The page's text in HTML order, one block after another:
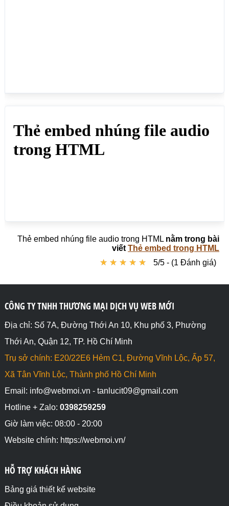
Thẻ embed nhúng file audio trong HTML nằm trong bài
viết Thẻ embed trong HTML
★ ★ ★ ★ ★
★ ★ ★ ★ ★ 5/5 - (1 Đánh giá)
CÔNG TY TNHH THƯƠNG MẠI DỊCH VỤ WEB MỚI
Địa chỉ: Số 7A, Đường Thới An 10, Khu phố 3, Phường
Thới An, Quận 12, TP. Hồ Chí Minh
Trụ sở chính: E20/22E6 Hẻm C1, Đường Vĩnh Lộc, Ấp 57,
Xã Tân Vĩnh Lộc, Thành phố Hồ Chí Minh
Email: info@webmoi.vn - tanlucit09@gmail.com
Hotline + Zalo: 0398259259
Giờ làm việc: 08:00 - 20:00
Website chính: https://webmoi.vn/
HỖ TRỢ KHÁCH HÀNG
Bảng giá thiết kế website